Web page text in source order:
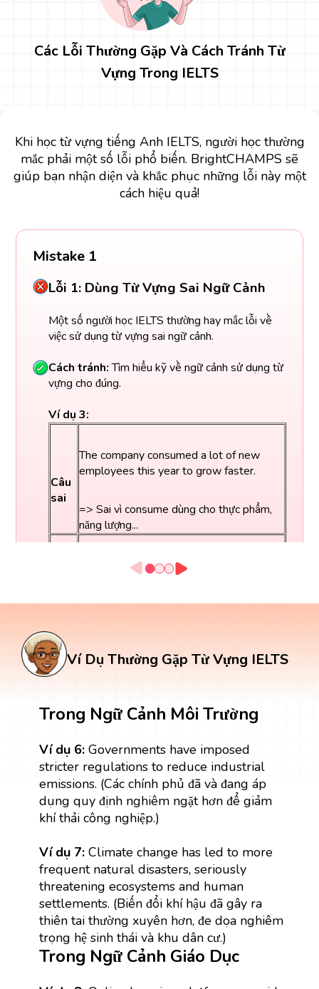
Các Lỗi Thường Gặp Và Cách Tránh Từ
Vựng Trong IELTS
Khi học từ vựng tiếng Anh IELTS, người học thường
mắc phải một số lỗi phổ biến. BrightCHAMPS sẽ
giúp bạn nhận diện và khắc phục những lỗi này một
cách hiệu quả!
Mistake 1
Lỗi 1: Dùng Từ Vựng Sai Ngữ Cảnh
Một số người học IELTS thường hay mắc lỗi về
việc sử dụng từ vựng sai ngữ cảnh.
Cách tránh:Tìm hiểu kỹ về ngữ cảnh sử dụng từ
vựng cho đúng.
Ví dụ 3:
Câu
sai
The company consumed a lot of new
employees this year to grow faster.
=> Sai vì consume dùng cho thực phẩm,
năng lượng...
đúng
The company recruited a large number of
Ví Dụ Thường Gặp Từ Vựng IELTS
Trong Ngữ Cảnh Môi Trường
Ví dụ 6: Governments have imposed
stricter regulations to reduce industrial
emissions. (Các chính phủ đã và đang áp
dụng quy định nghiêm ngặt hơn để giảm
khí thải công nghiệp.)
Ví dụ 7:Climate change has led to more
frequent natural disasters, seriously
threatening ecosystems and human
settlements. (Biến đổi khí hậu đã gây ra
thiên tai thường xuyên hơn, đe dọa nghiêm
trọng hệ sinh thái và khu dân cư.)
Trong Ngữ Cảnh Giáo Dục